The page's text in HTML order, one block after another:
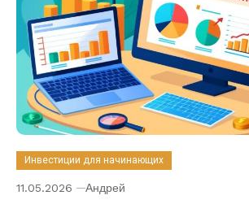
Инвестиции для начинающих
11.05.2026 Андрей